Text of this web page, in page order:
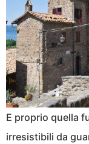
E proprio quella
irresistibili da